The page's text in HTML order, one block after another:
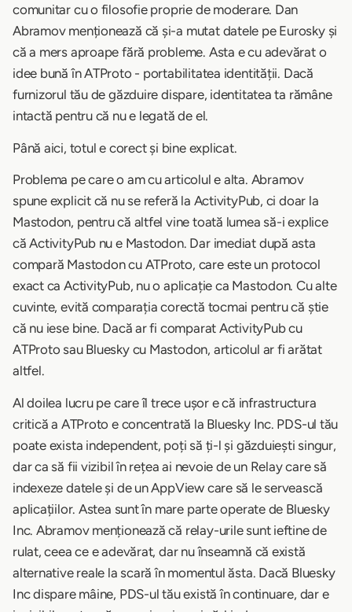
comunitar cu o filosofie proprie de moderare. Dan
Abramov menționează că și-a mutat datele pe Eurosky și
că a mers aproape fără probleme. Asta e cu adevărat o
idee bună în ATProto - portabilitatea identității. Dacă
furnizorul tău de găzduire dispare, identitatea ta rămâne
intactă pentru că nu e legată de el.
Până aici, totul e corect și bine explicat.
Problema pe care o am cu articolul e alta. Abramov
spune explicit că nu se referă la ActivityPub, ci doar la
Mastodon, pentru că altfel vine toată lumea să-i explice
că ActivityPub nu e Mastodon. Dar imediat după asta
compară Mastodon cu ATProto, care este un protocol
exact ca ActivityPub, nu o aplicație ca Mastodon. Cu alte
cuvinte, evită comparația corectă tocmai pentru că știe
că nu iese bine. Dacă ar fi comparat ActivityPub cu
ATProto sau Bluesky cu Mastodon, articolul ar fi arătat
altfel.
Al doilea lucru pe care îl trece ușor e că infrastructura
critică a ATProto e concentrată la Bluesky Inc. PDS-ul tău
poate exista independent, poți să ți-l și găzduiești singur,
dar ca să fii vizibil în rețea ai nevoie de un Relay care să
indexeze datele și de un AppView care să le servească
aplicațiilor. Astea sunt în mare parte operate de Bluesky
Inc. Abramov menționează că relay-urile sunt ieftine de
rulat, ceea ce e adevărat, dar nu înseamnă că există
alternative reale la scară în momentul ăsta. Dacă Bluesky
Inc dispare mâine, PDS-ul tău există în continuare, dar e